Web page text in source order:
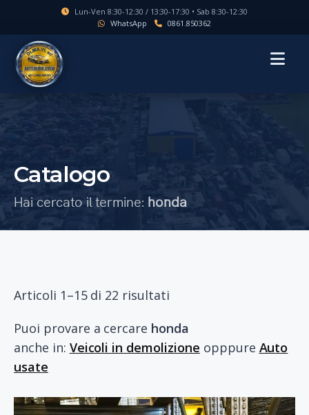
Lun-Ven 8:30-12:30 / 13:30-17:30 • Sab 8:30-12:30
WhatsApp
0861.850362
MENU
Catalogo
Hai cercato il termine: honda
Articoli 1–15 di 22 risultati
Puoi provare a cercare honda
anche in: Veicoli in demolizione opppure Auto
usate